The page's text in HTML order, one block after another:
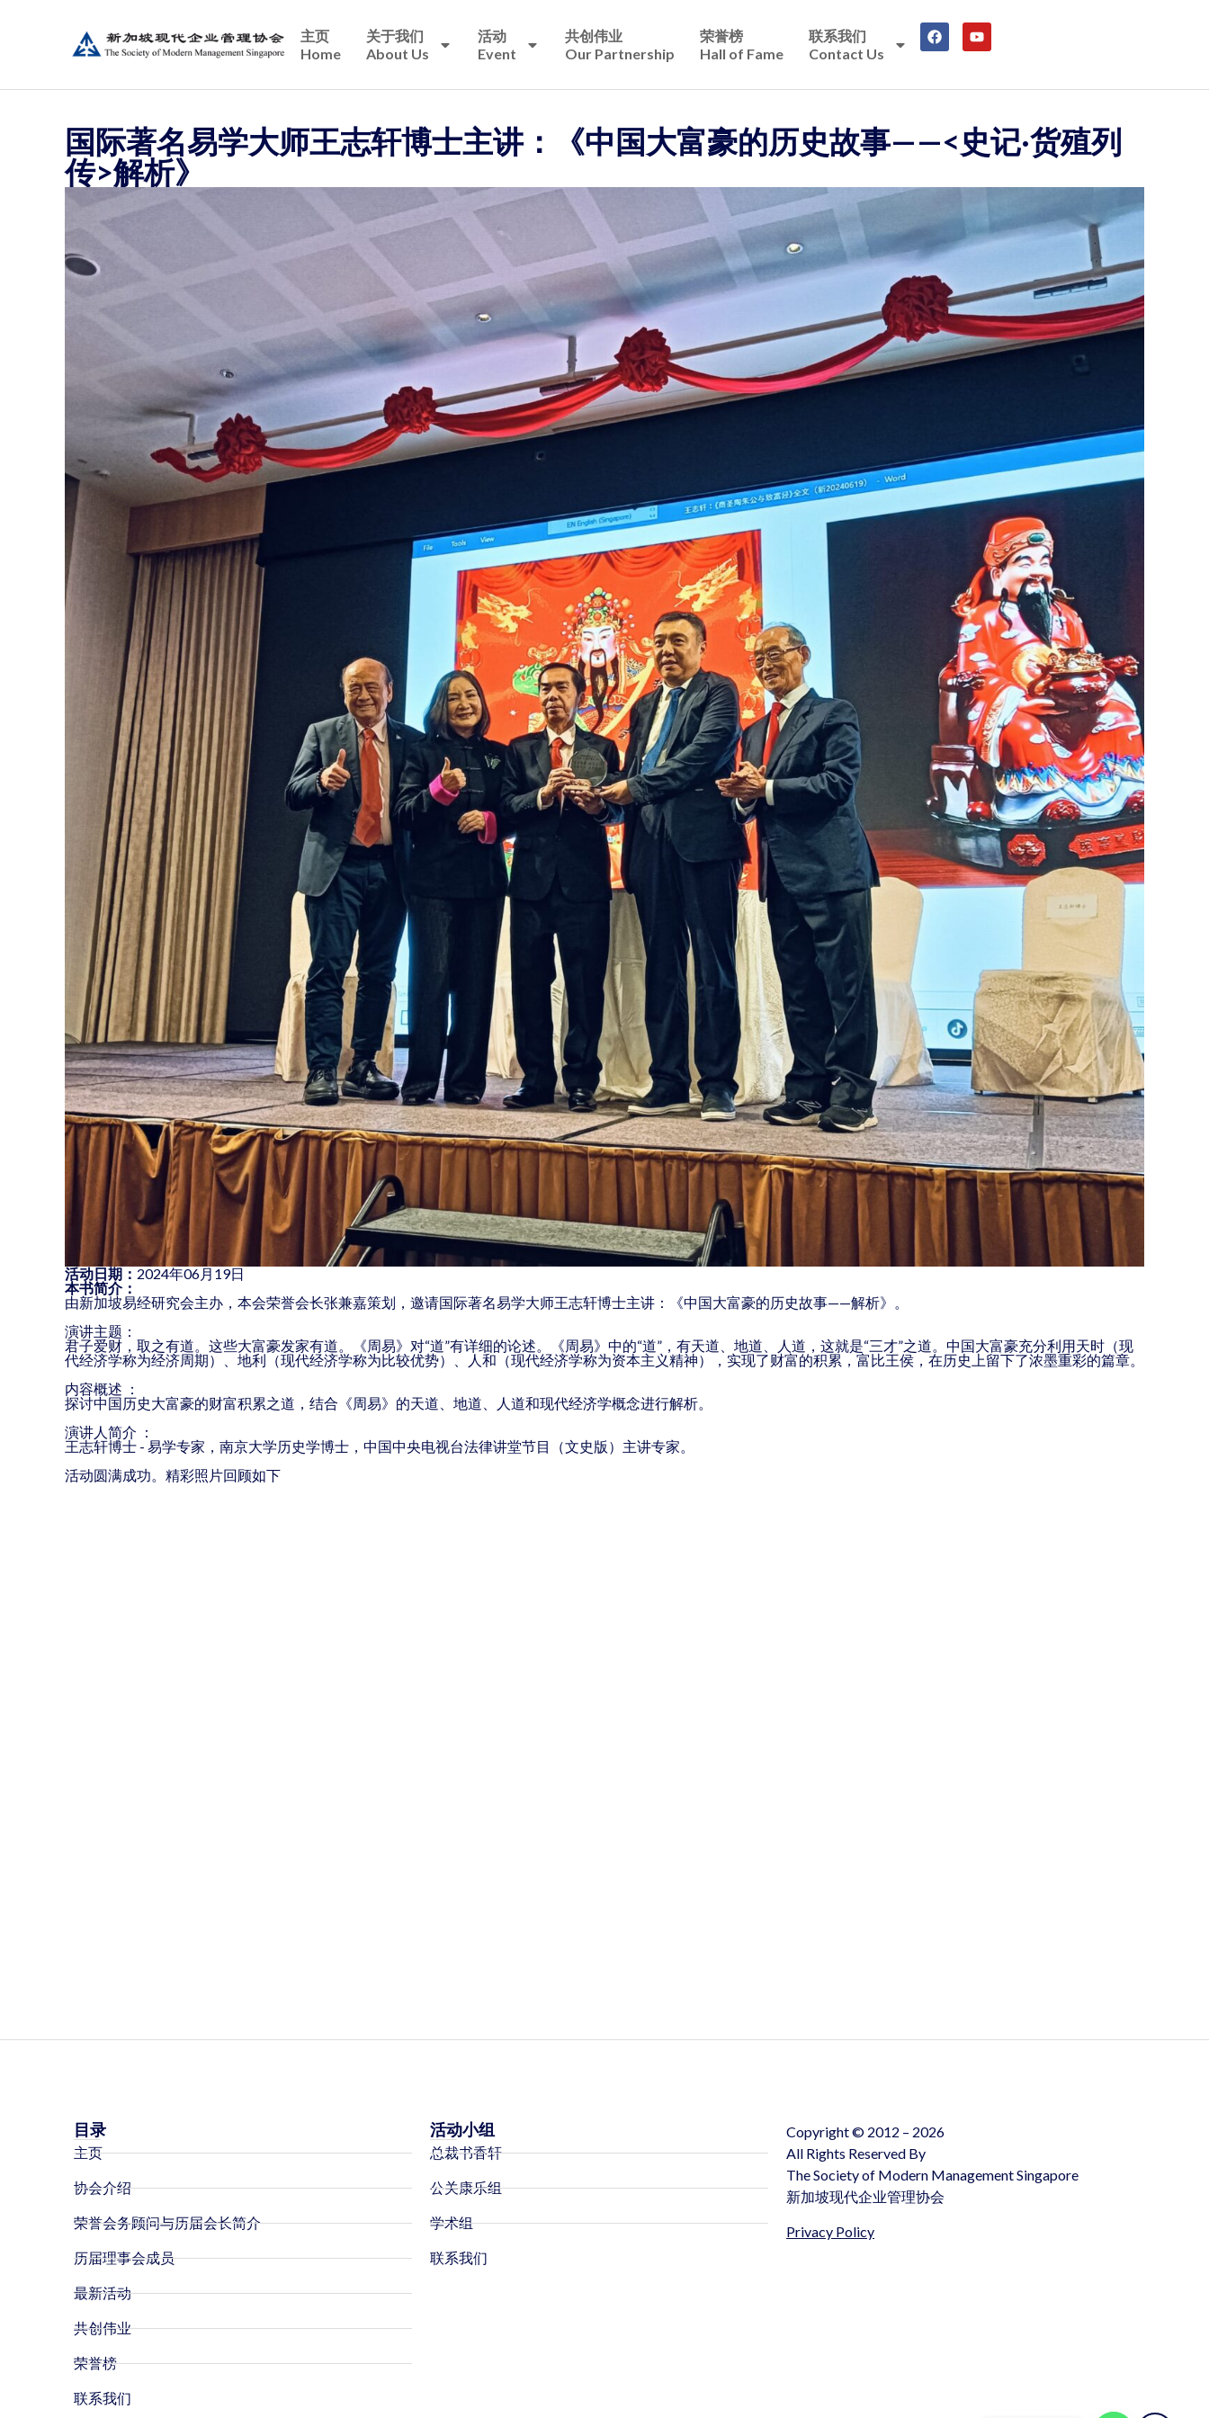
主页
Home
关于我们
About Us
活动
Event
共创伟业
Our Partnership
荣誉榜
Hall of Fame
联系我们
Contact Us
国际著名易学大师王志轩博士主讲：《中国大富豪的历史故事——<史记·货殖列
传>解析》
活动日期： 2024年06月19日
本书简介：
由新加坡易经研究会主办，本会荣誉会长张兼嘉策划，邀请国际著名易学大师王志轩博士主讲：《中国大富豪的历史故事——解析》。
演讲主题：
君子爱财，取之有道。这些大富豪发家有道。《周易》对“道”有详细的论述。《周易》中的“道”，有天道、地道、人道，这就是“三才”之道。中国大富豪充分利用天时（现
代经济学称为经济周期）、地利（现代经济学称为比较优势）、人和（现代经济学称为资本主义精神），实现了财富的积累，富比王侯，在历史上留下了浓墨重彩的篇章。
内容概述 ：
探讨中国历史大富豪的财富积累之道，结合《周易》的天道、地道、人道和现代经济学概念进行解析。
演讲人简介 ：
王志轩博士 - 易学专家，南京大学历史学博士，中国中央电视台法律讲堂节目（文史版）主讲专家。
活动圆满成功。精彩照片回顾如下
目录
主页
协会介绍
荣誉会务顾问与历届会长简介
历届理事会成员
最新活动
共创伟业
荣誉榜
联系我们
活动小组
总裁书香轩
公关康乐组
学术组
联系我们
Copyright © 2012 – 2026
All Rights Reserved By
The Society of Modern Management Singapore
新加坡现代企业管理协会
Privacy Policy